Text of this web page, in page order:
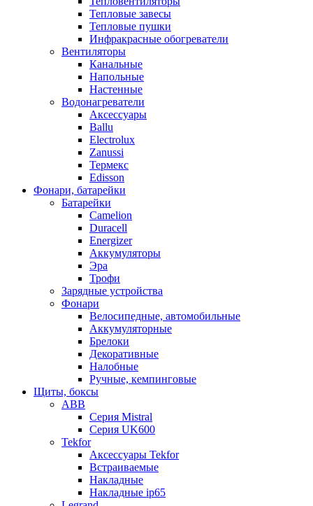
Тепловые завесы
Тепловые пушки
Инфракрасные обогреватели
Вентиляторы
Канальные
Напольные
Настенные
Водонагреватели
Аксессуары
Ballu
Electrolux
Zanussi
Термекс
Edisson
Фонари, батарейки
Батарейки
Camelion
Duracell
Energizer
Аккумуляторы
Эра
Трофи
Зарядные устройства
Фонари
Велосипедные, автомобильные
Аккумуляторные
Брелоки
Декоративные
Налобные
Ручные, кемпинговые
Щиты, боксы
ABB
Серия Mistral
Серия UK600
Tekfor
Аксессуары Tekfor
Встраиваемые
Накладные
Накладные ip65